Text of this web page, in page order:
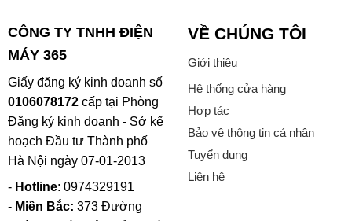
CÔNG TY TNHH ĐIỆN
MÁY 365
Giấy đăng ký kinh doanh số
0106078172cấp tại Phòng
Đăng ký kinh doanh - Sở kế
hoạch Đầu tư Thành phố
Hà Nội ngày 07-01-2013
- Hotline: 0974329191
- Miền Bắc: 373 Đường
VỀ CHÚNG TÔI
Giới thiệu
Hệ thống cửa hàng
Hợp tác
Bảo vệ thông tin cá nhân
Tuyển dụng
Liên hệ